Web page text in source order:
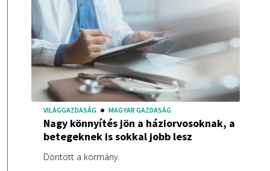
VILÁGGAZDASÁG MAGYAR GAZDASÁG
Nagy könnyítés jön a háziorvosoknak, a
betegeknek is sokkal jobb lesz
Döntött a kormány.